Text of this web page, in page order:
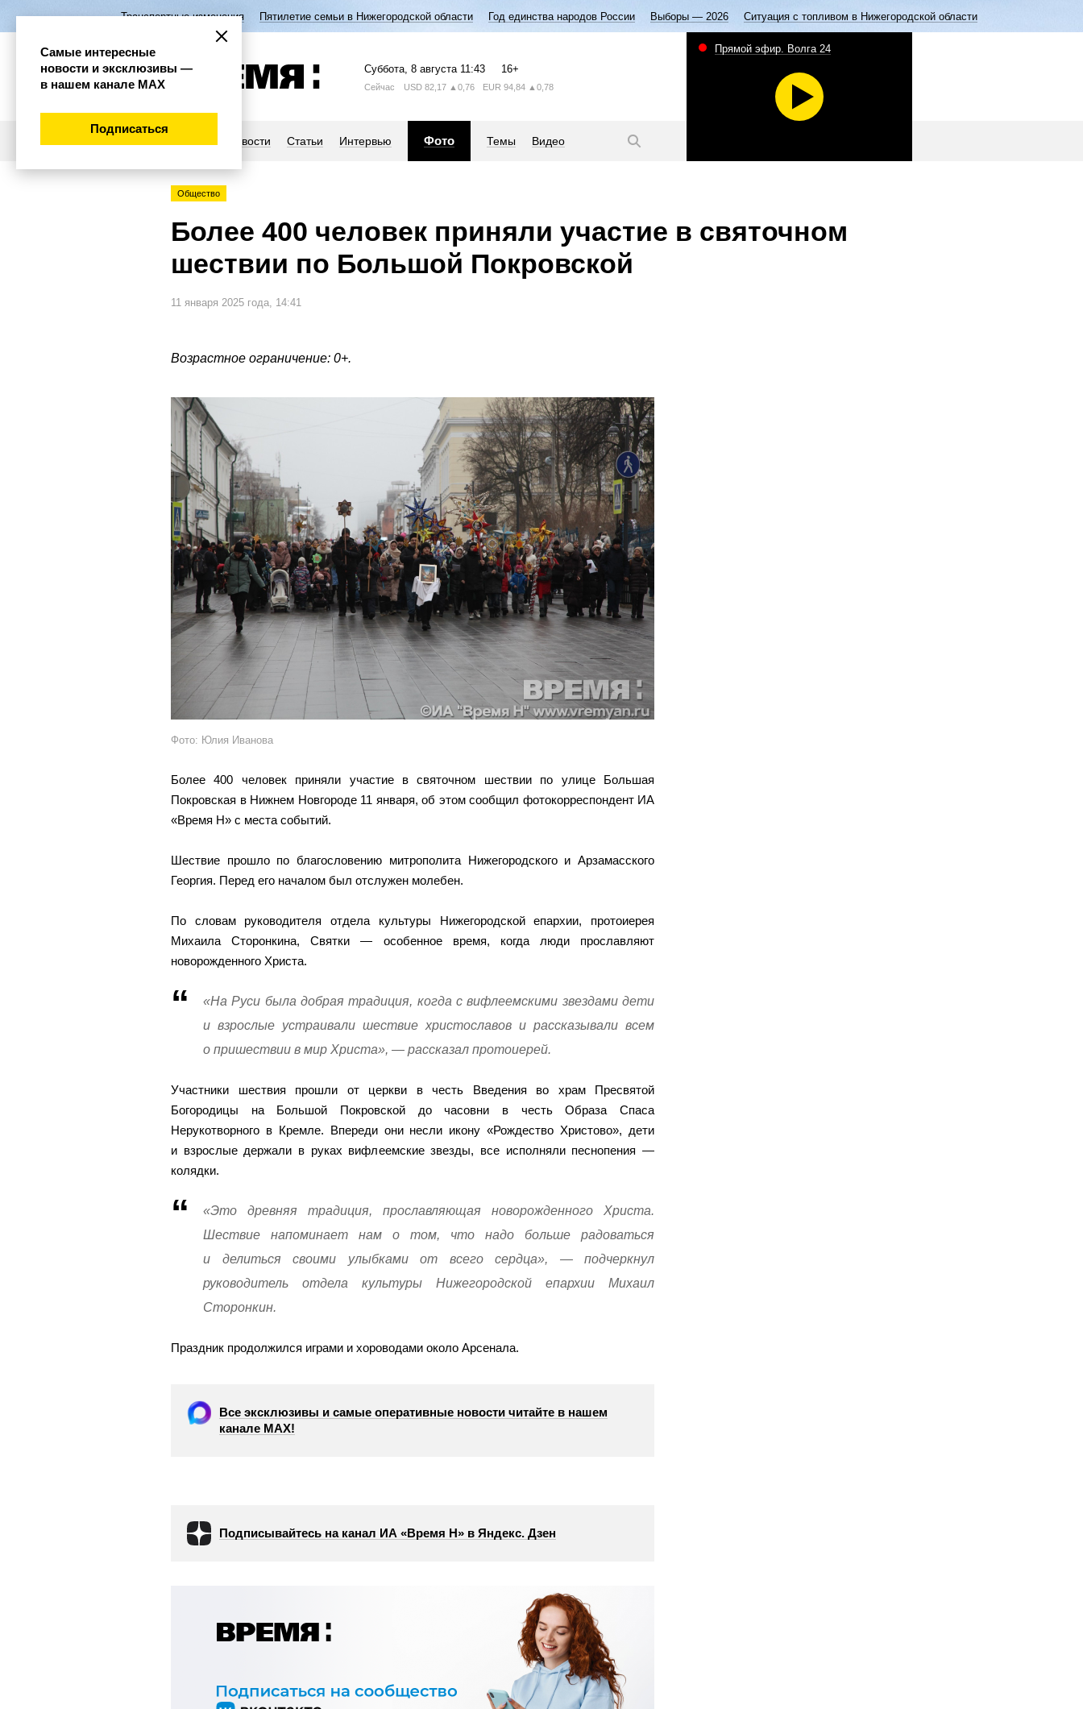
Транспортные изменения Пятилетие семьи в Нижегородской области Год единства народов России Выборы — 2026 Ситуация с топливом в Нижегородской области
Суббота, 8 августа 11:43 16+
Сейчас USD 82,17 ▲0,76 EUR 94,84 ▲0,78
Новости Статьи Интервью Фото Темы Видео
Прямой эфир. Волга 24
Общество
Более 400 человек приняли участие в святочном
шествии по Большой Покровской
11 января 2025 года, 14:41
Возрастное ограничение: 0+.
Фото: Юлия Иванова
Более 400 человек приняли участие в святочном шествии по улице Большая
Покровская в Нижнем Новгороде 11 января, об этом сообщил фотокорреспондент ИА
«Время Н» с места событий.
Шествие прошло по благословению митрополита Нижегородского и Арзамасского
Георгия. Перед его началом был отслужен молебен.
По словам руководителя отдела культуры Нижегородской епархии, протоиерея
Михаила Сторонкина, Святки — особенное время, когда люди прославляют
новорожденного Христа.
«На Руси была добрая традиция, когда с вифлеемскими звездами дети
и взрослые устраивали шествие христославов и рассказывали всем
о пришествии в мир Христа», — рассказал протоиерей.
Участники шествия прошли от церкви в честь Введения во храм Пресвятой
Богородицы на Большой Покровской до часовни в честь Образа Спаса
Нерукотворного в Кремле. Впереди они несли икону «Рождество Христово», дети
и взрослые держали в руках вифлеемские звезды, все исполняли песнопения —
колядки.
«Это древняя традиция, прославляющая новорожденного Христа.
Шествие напоминает нам о том, что надо больше радоваться
и делиться своими улыбками от всего сердца», — подчеркнул
руководитель отдела культуры Нижегородской епархии Михаил
Сторонкин.
Праздник продолжился играми и хороводами около Арсенала.
Все эксклюзивы и самые оперативные новости читайте в нашем
канале МАХ!
Подписывайтесь на канал ИА «Время Н» в Яндекс. Дзен
Самые интересные
новости и эксклюзивы —
в нашем канале МАХ
Подписаться